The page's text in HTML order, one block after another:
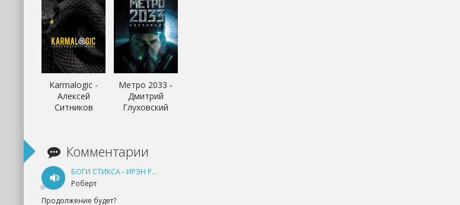
Karmalogic -
Алексей
Ситников
Метро 2033 -
Дмитрий
Глуховский
Комментарии
БОГИ СТИКСА - ИРЭН РУДКЕВИЧ
Роберт
Продолжение будет?